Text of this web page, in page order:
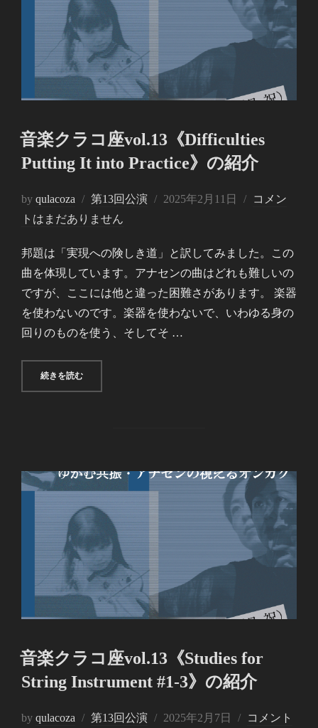
音楽クラコ座vol.13《Difficulties
Putting It into Practice》の紹介
by qulacoza 第13回公演
投
2025年2月11日
コメン
トはまだありません
邦題は「実現への険しき道」と訳してみました。この
曲を体現しています。アナセンの曲はどれも難しいの
ですが、ここには他と違った困難さがあります。 楽器
を使わないのです。楽器を使わないで、いわゆる身の
回りのものを使う、そしてそ …
続きを読む“音楽クラコ座VOL.13《DIFFICULTIES PUTTING IT INTO
音楽クラコ座vol.13《Studies for
String Instrument #1-3》の紹介
by qulacoza 第13回公演
投
2025年2月7日
コメント